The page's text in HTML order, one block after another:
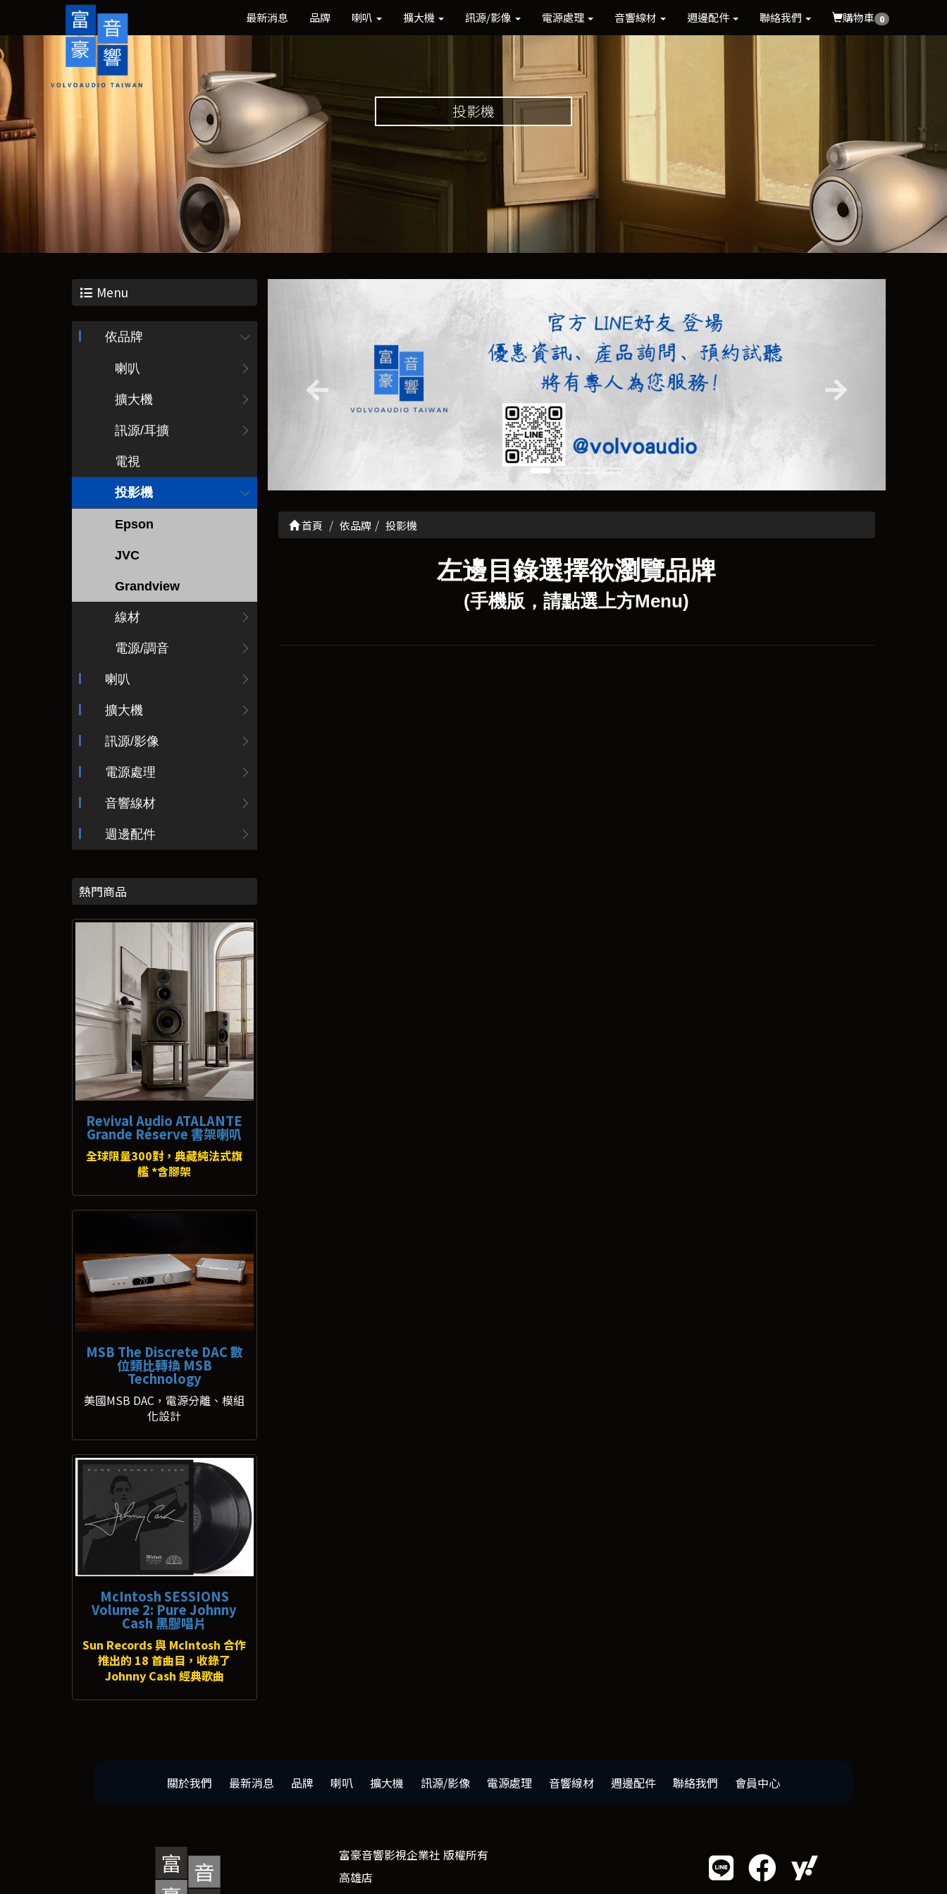
最新消息 品牌 喇叭 擴大機 訊源/影像 電源處理 音響線材 週邊配件 聯絡我們 購物車 0
投影機
Menu
依品牌
喇叭
擴大機
訊源/耳擴
電視
投影機
Epson
JVC
Grandview
線材
電源/調音
喇叭
擴大機
訊源/影像
電源處理
音響線材
週邊配件
熱門商品
Revival Audio ATALANTE
Grande Réserve 書架喇叭
全球限量300對，典藏純法式旗
艦 *含腳架
MSB The Discrete DAC 數
位類比轉換 MSB
Technology
美國MSB DAC，電源分離、模組
化設計
McIntosh SESSIONS
Volume 2: Pure Johnny
Cash 黑膠唱片
Sun Records 與 McIntosh 合作
推出的 18 首曲目，收錄了
Johnny Cash 經典歌曲
首頁 依品牌 投影機
左邊目錄選擇欲瀏覽品牌
(手機版，請點選上方Menu)
關於我們 最新消息 品牌 喇叭 擴大機 訊源/影像 電源處理 音響線材 週邊配件 聯絡我們 會員中心
富豪音響影視企業社 版權所有
高雄店